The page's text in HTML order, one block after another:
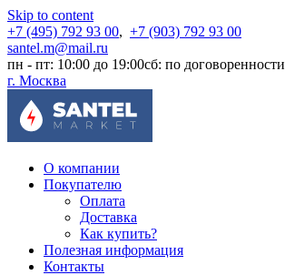
Skip to content
+7 (495) 792 93 00, +7 (903) 792 93 00
santel.m@mail.ru
пн - пт: 10:00 до 19:00сб: по договоренности
г. Москва
О компании
Покупателю
Оплата
Доставка
Как купить?
Полезная информация
Контакты